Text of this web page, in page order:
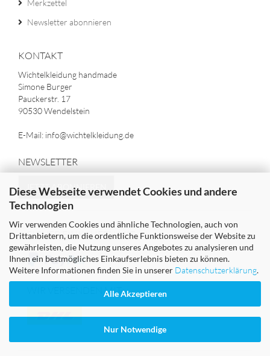
Diese Webseite verwendet Cookies und andere
Technologien
Wir verwenden Cookies und ähnliche Technologien, auch von
Drittanbietern, um die ordentliche Funktionsweise der Website zu
gewährleisten, die Nutzung unseres Angebotes zu analysieren und
Ihnen ein bestmögliches Einkaufserlebnis bieten zu können.
Weitere Informationen finden Sie in unserer Datenschutzerklärung.
Alle Akzeptieren
Nur Notwendige
Merkzettel
Newsletter abonnieren
KONTAKT
Wichtelkleidung handmade
Simone Burger
Pauckerstr. 17
90530 Wendelstein
E-Mail: info@wichtelkleidung.de
NEWSLETTER
JETZT ABONNIEREN
SICHER EINKAUFEN MIT
WIR VERSENDEN MIT